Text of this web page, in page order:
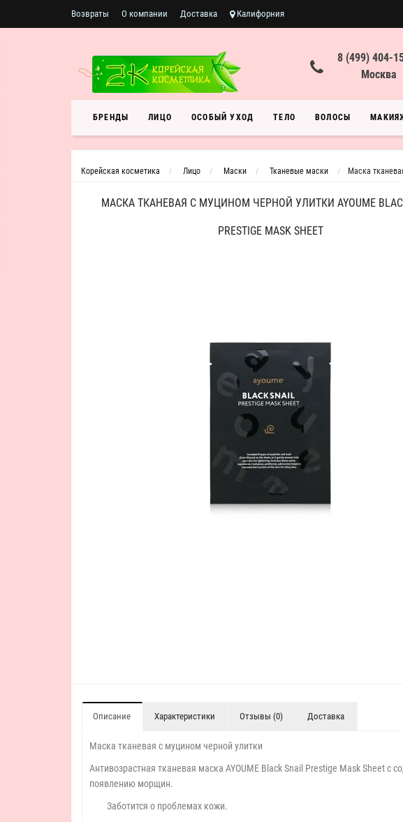
Возвраты О компании Доставка Калифорния
8 (499) 404-
Москва
БРЕНДЫ ЛИЦО ОСОБЫЙ УХОД ТЕЛО ВОЛОСЫ
Корейская косметика Лицо Маски Тканевые маски Маска
МАСКА ТКАНЕВАЯ С МУЦИНОМ ЧЕРНОЙ УЛИТКИ AYOUME
PRESTIGE MASK SHEET
Описание Характеристики Отзывы (0) Доставка
Маска тканевая с муцином черной улитки
Антивозрастная тканевая маска AYOUME Black Snail Prestige Mask Sheet
появлению морщин.
Заботится о проблемах кожи.